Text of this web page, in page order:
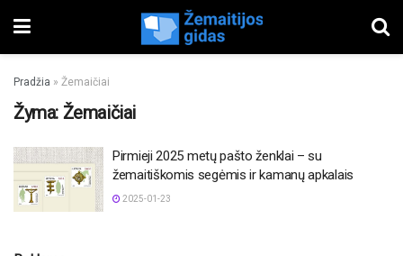
Pradžia » Žemaičiai
Žyma: Žemaičiai
Pirmieji 2025 metų pašto ženklai – su
žemaitiškomis segėmis ir kamanų apkalais
2025-01-23